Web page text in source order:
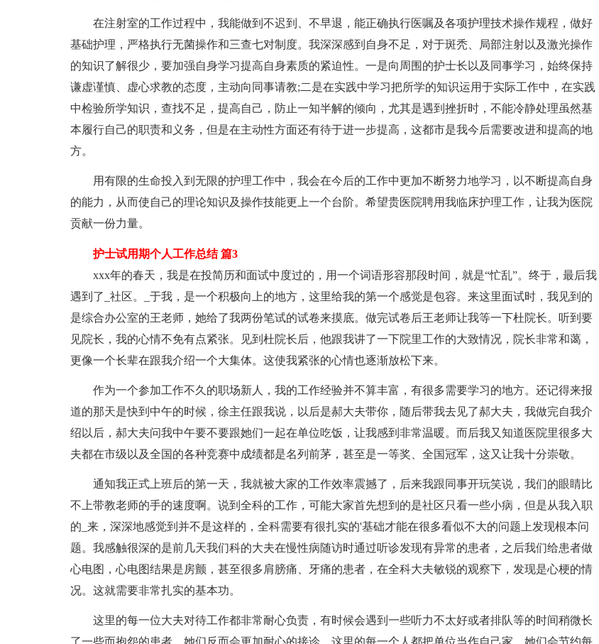
在注射室的工作过程中，我能做到不迟到、不早退，能正确执行医嘱及各项护理技术操作规程，做好
基础护理，严格执行无菌操作和三查七对制度。我深深感到自身不足，对于斑秃、局部注射以及激光操作
的知识了解很少，要加强自身学习提高自身素质的紧迫性。一是向周围的护士长以及同事学习，始终保持
谦虚谨慎、虚心求教的态度，主动向同事请教;二是在实践中学习把所学的知识运用于实际工作中，在实践
中检验所学知识，查找不足，提高自己，防止一知半解的倾向，尤其是遇到挫折时，不能冷静处理虽然基
本履行自己的职责和义务，但是在主动性方面还有待于进一步提高，这都市是我今后需要改进和提高的地
方。
用有限的生命投入到无限的护理工作中，我会在今后的工作中更加不断努力地学习，以不断提高自身
的能力，从而使自己的理论知识及操作技能更上一个台阶。希望贵医院聘用我临床护理工作，让我为医院
贡献一份力量。
护士试用期个人工作总结 篇3
xxx年的春天，我是在投简历和面试中度过的，用一个词语形容那段时间，就是“忙乱”。终于，最后我
遇到了_社区。_于我，是一个积极向上的地方，这里给我的第一个感觉是包容。来这里面试时，我见到的
是综合办公室的王老师，她给了我两份笔试的试卷来摸底。做完试卷后王老师让我等一下杜院长。听到要
见院长，我的心情不免有点紧张。见到杜院长后，他跟我讲了一下院里工作的大致情况，院长非常和蔼，
更像一个长辈在跟我介绍一个大集体。这使我紧张的心情也逐渐放松下来。
作为一个参加工作不久的职场新人，我的工作经验并不算丰富，有很多需要学习的地方。还记得来报
道的那天是快到中午的时候，徐主任跟我说，以后是郝大夫带你，随后带我去见了郝大夫，我做完自我介
绍以后，郝大夫问我中午要不要跟她们一起在单位吃饭，让我感到非常温暖。而后我又知道医院里很多大
夫都在市级以及全国的各种竞赛中成绩都是名列前茅，甚至是一等奖、全国冠军，这又让我十分崇敬。
通知我正式上班后的第一天，我就被大家的工作效率震撼了，后来我跟同事开玩笑说，我们的眼睛比
不上带教老师的手的速度啊。说到全科的工作，可能大家首先想到的是社区只看一些小病，但是从我入职
的_来，深深地感觉到并不是这样的，全科需要有很扎实的'基础才能在很多看似不大的问题上发现根本问
题。我感触很深的是前几天我们科的大夫在慢性病随访时通过听诊发现有异常的患者，之后我们给患者做
心电图，心电图结果是房颤，甚至很多肩膀痛、牙痛的患者，在全科大夫敏锐的观察下，发现是心梗的情
况。这就需要非常扎实的基本功。
这里的每一位大夫对待工作都非常耐心负责，有时候会遇到一些听力不太好或者排队等的时间稍微长
了一些而抱怨的患者，她们反而会更加耐心的接诊。这里的每一个人都把单位当作自己家，她们会节约每